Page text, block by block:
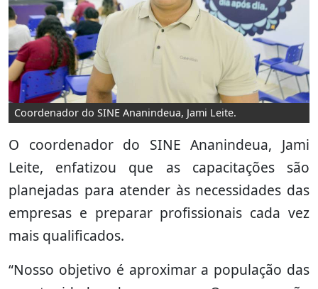
Coordenador do SINE Ananindeua, Jami Leite.
O coordenador do SINE Ananindeua, Jami
Leite, enfatizou que as capacitações são
planejadas para atender às necessidades das
empresas e preparar profissionais cada vez
mais qualificados.
“Nosso objetivo é aproximar a população das